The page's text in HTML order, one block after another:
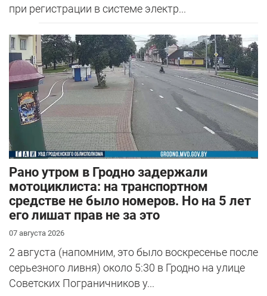
при регистрации в системе электр...
Рано утром в Гродно задержали
мотоциклиста: на транспортном
средстве не было номеров. Но на 5 лет
его лишат прав не за это
07 августа 2026
2 августа (напомним, это было воскресенье после
серьезного ливня) около 5:30 в Гродно на улице
Советских Пограничников у...